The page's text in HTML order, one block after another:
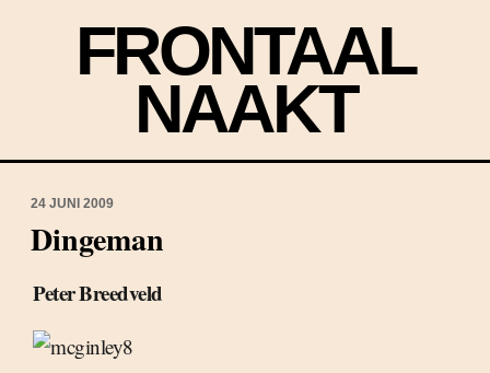
FRONTAAL
NAAKT
24 JUNI 2009
Dingeman
Peter Breedveld